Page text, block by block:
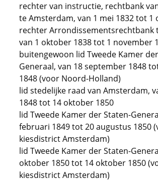
rechter van instructie, rechtbank
te Amsterdam, van 1 mei 1832 tot 1
rechter Arrondissementsrechtbank
van 1 oktober 1838 tot 1 november
buitengewoon lid Tweede Kamer
Generaal, van 18 september 1848
1848 (voor Noord-Holland)
lid stedelijke raad van Amsterdam,
1848 tot 14 oktober 1850
lid Tweede Kamer der Staten-
februari 1849 tot 20 augustus 1850
kiesdistrict Amsterdam)
lid Tweede Kamer der Staten-
oktober 1850 tot 14 oktober 1850
kiesdistrict Amsterdam)